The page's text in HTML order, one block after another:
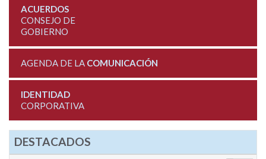
ACUERDOS
CONSEJO DE
GOBIERNO
AGENDA DE LA COMUNICACIÓN
IDENTIDAD
CORPORATIVA
DESTACADOS